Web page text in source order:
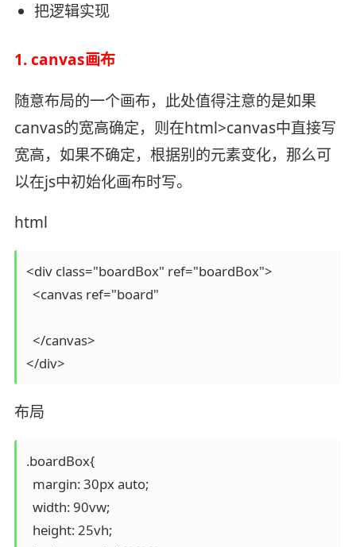
把逻辑实现
1. canvas画布
随意布局的一个画布，此处值得注意的是如果
canvas的宽高确定，则在html>canvas中直接写
宽高，如果不确定，根据别的元素变化，那么可
以在js中初始化画布时写。
html
<div class="boardBox" ref="boardBox">
  <canvas ref="board"
  </canvas>
布局
.boardBox{
  margin: 30px auto;
  width: 90vw;
  height: 25vh;